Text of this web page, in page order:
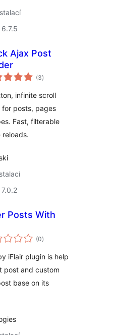
Ajax Post
(3celkové
hodnocení
)
infinite scroll
posts, pages
Fast, filterable
reloads.
Posts With
(0celkové
hodnocení
)
iFlair plugin is help
post and custom
base on its